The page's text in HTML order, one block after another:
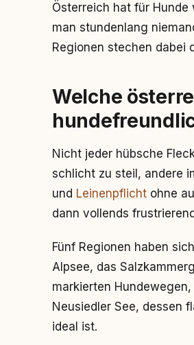
Österreich hat für Hunde
man stundenlang
Regionen stechen dabei
Welche
Nicht jeder hübsche
schlicht zu steil, andere
und Leinenpflicht ohne
dann vollends
Fünf Regionen haben
Alpsee, das
markierten
Neusiedler See, dessen
ideal ist.